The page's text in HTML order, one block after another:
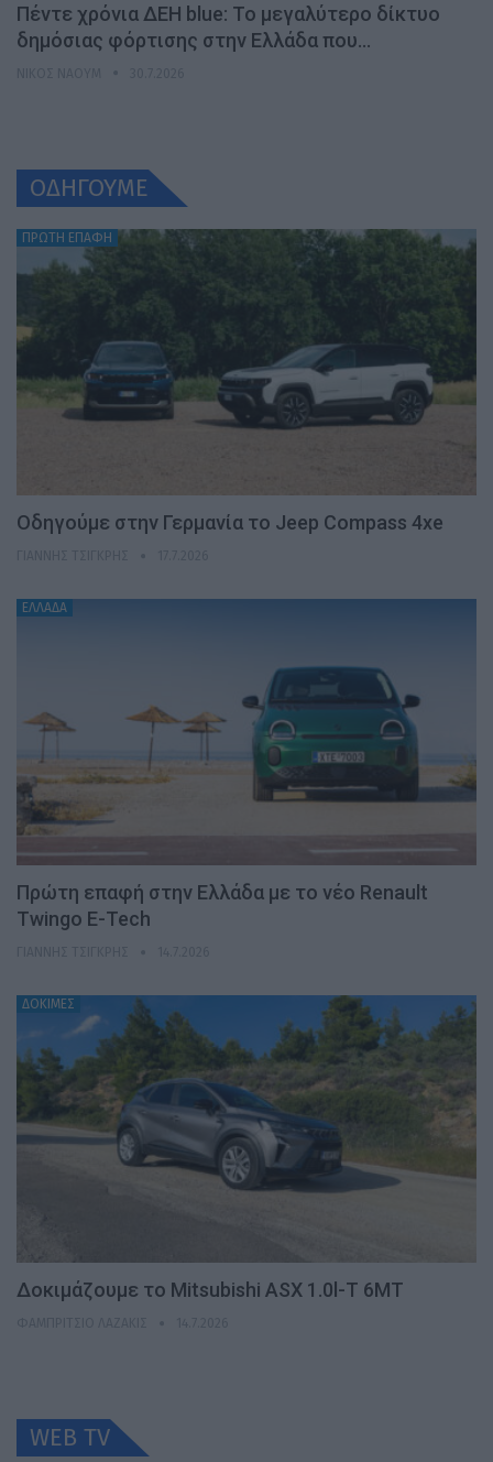
Πέντε χρόνια ΔΕΗ blue: Το μεγαλύτερο δίκτυο
δημόσιας φόρτισης στην Ελλάδα που…
ΟΔΗΓΟΥΜΕ
ΠΡΩΤΗ ΕΠΑΦΗ
Οδηγούμε στην Γερμανία το Jeep Compass 4xe
ΕΛΛΑΔΑ
Πρώτη επαφή στην Ελλάδα με το νέο Renault
Twingo E-Tech
ΔΟΚΙΜΕΣ
Δοκιμάζουμε το Mitsubishi ASX 1.0l-T 6MT
WEB TV